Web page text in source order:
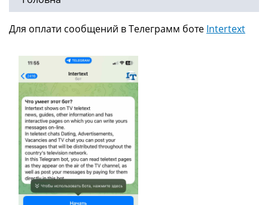
Для оплати сообщений в Телеграмм боте Intertext